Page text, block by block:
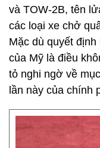
và TOW-2B, tên
các loại xe chở
Mặc dù quyết
của Mỹ là điều
tỏ nghi ngờ về
lần này của chính